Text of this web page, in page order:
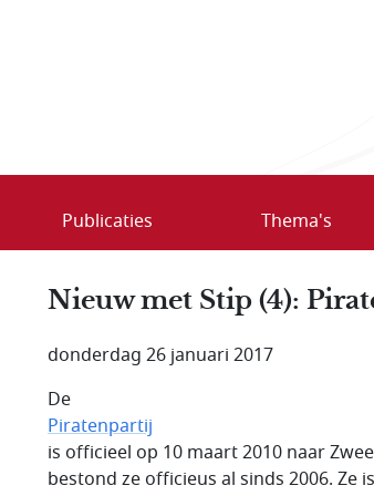
Publicaties Thema's
Nieuw met Stip (4):
donderdag 26 januari 2017
De
Piratenpartij
is officieel op 10 maart 2010 naar
bestond ze officieus al sinds 2006. Ze